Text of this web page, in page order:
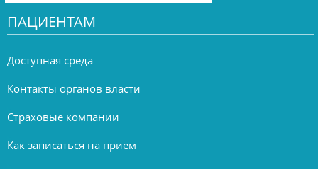
ПАЦИЕНТАМ
Доступная среда
Контакты органов власти
Страховые компании
Как записаться на прием